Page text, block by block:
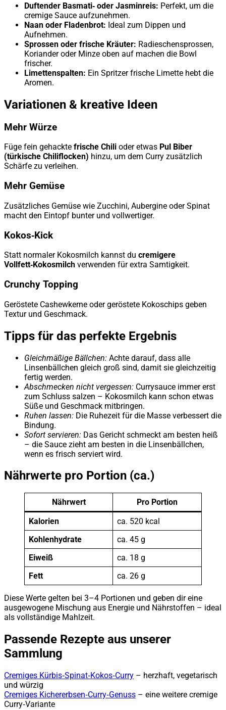
Duftender Basmati‑ oder Jasminreis: Perfekt, um die
cremige Sauce aufzunehmen.
Naan oder Fladenbrot: Ideal zum Dippen und
Aufnehmen.
Sprossen oder frische Kräuter: Radieschensprossen,
Koriander oder Minze oben auf machen die Bowl
frischer.
Limettenspalten: Ein Spritzer frische Limette hebt die
Aromen.
Variationen & kreative Ideen
Mehr Würze
Füge fein gehackte frische Chili oder etwas Pul Biber
(türkische Chiliflocken) hinzu, um dem Curry zusätzlich
Schärfe zu verleihen.
Mehr Gemüse
Zusätzliches Gemüse wie Zucchini, Aubergine oder Spinat
macht den Eintopf bunter und vollwertiger.
Kokos‑Kick
Statt normaler Kokosmilch kannst du cremigere
Vollfett‑Kokosmilch verwenden für extra Samtigkeit.
Crunchy Topping
Geröstete Cashewkerne oder geröstete Kokoschips geben
Textur und Geschmack.
Tipps für das perfekte Ergebnis
Gleichmäßige Bällchen: Achte darauf, dass alle
Linsenbällchen gleich groß sind, damit sie gleichzeitig
fertig werden.
Abschmecken nicht vergessen: Currysauce immer erst
zum Schluss salzen – Kokosmilch kann schon etwas
Süße und Geschmack mitbringen.
Ruhen lassen: Die Ruhezeit für die Masse verbessert die
Bindung.
Sofort servieren: Das Gericht schmeckt am besten heiß
– die Sauce zieht am besten in die Linsenbällchen,
wenn es frisch serviert wird.
Nährwerte pro Portion (ca.)
Nährwert
Pro Portion
Kalorien
ca. 520 kcal
Kohlenhydrate
ca. 45 g
Eiweiß
ca. 18 g
Fett
ca. 26 g
Diese Werte gelten bei 3–4 Portionen und geben dir eine
ausgewogene Mischung aus Energie und Nährstoffen – ideal
als vollständige Mahlzeit.
Passende Rezepte aus unserer
Sammlung
Cremiges Kürbis‑Spinat‑Kokos‑Curry – herzhaft, vegetarisch
und würzig
Cremiges Kichererbsen‑Curry‑Genuss – eine weitere cremige
Curry‑Variante